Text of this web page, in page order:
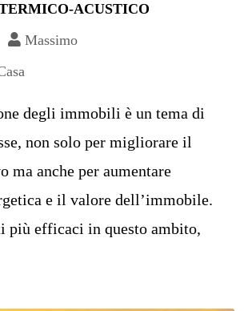
ACUSTICO
Massimo
degli immobili è un tema di
non solo per migliorare il
ma anche per aumentare
e il valore dell’immobile.
più efficaci in questo ambito,